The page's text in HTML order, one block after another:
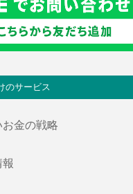
のサービス
金の戦略